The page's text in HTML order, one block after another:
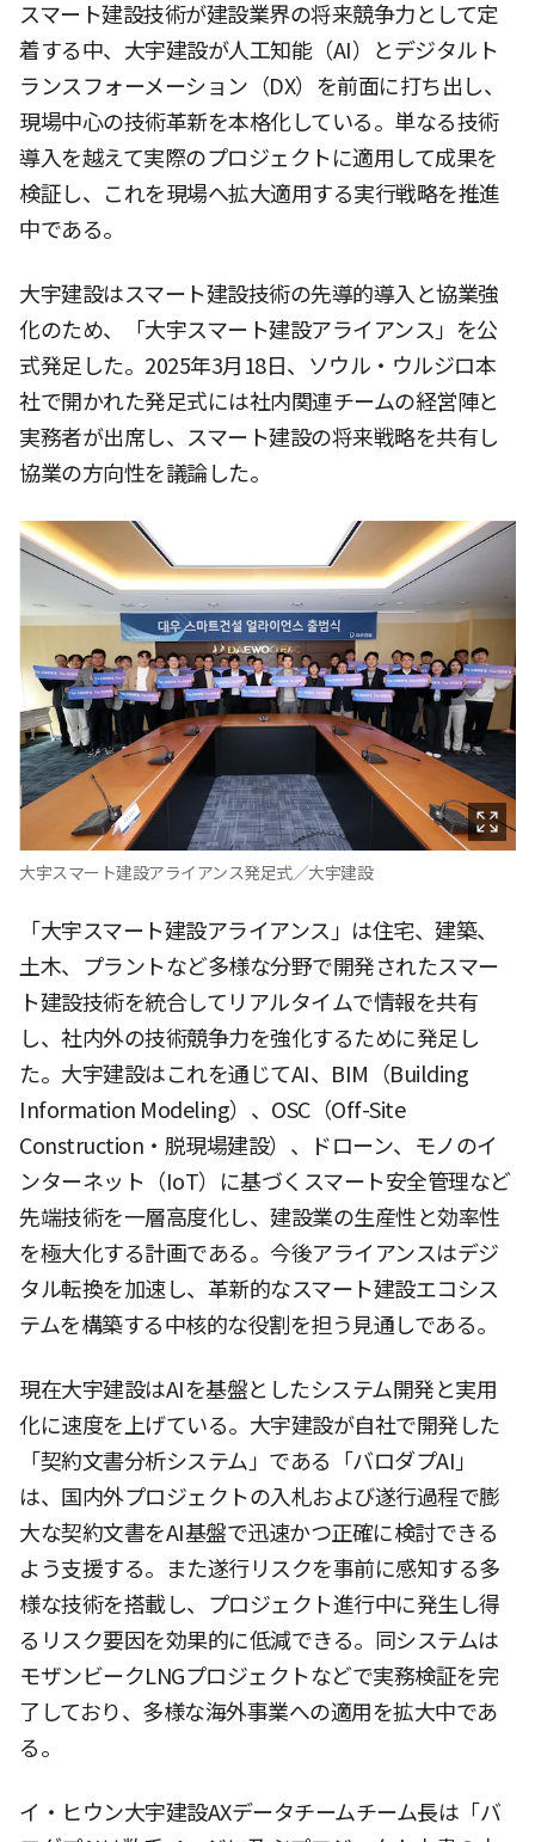
スマート建設技術が建設業界の将来競争力として定
着する中、大宇建設が人工知能（AI）とデジタルト
ランスフォーメーション（DX）を前面に打ち出し、
現場中心の技術革新を本格化している。単なる技術
導入を越えて実際のプロジェクトに適用して成果を
検証し、これを現場へ拡大適用する実行戦略を推進
中である。
大宇建設はスマート建設技術の先導的導入と協業強
化のため、「大宇スマート建設アライアンス」を公
式発足した。2025年3月18日、ソウル・ウルジロ本
社で開かれた発足式には社内関連チームの経営陣と
実務者が出席し、スマート建設の将来戦略を共有し
協業の方向性を議論した。
大宇スマート建設アライアンス発足式／大宇建設
「大宇スマート建設アライアンス」は住宅、建築、
土木、プラントなど多様な分野で開発されたスマー
ト建設技術を統合してリアルタイムで情報を共有
し、社内外の技術競争力を強化するために発足し
た。大宇建設はこれを通じてAI、BIM（Building
Information Modeling）、OSC（Off-Site
Construction・脱現場建設）、ドローン、モノのイ
ンターネット（IoT）に基づくスマート安全管理など
先端技術を一層高度化し、建設業の生産性と効率性
を極大化する計画である。今後アライアンスはデジ
タル転換を加速し、革新的なスマート建設エコシス
テムを構築する中核的な役割を担う見通しである。
現在大宇建設はAIを基盤としたシステム開発と実用
化に速度を上げている。大宇建設が自社で開発した
「契約文書分析システム」である「バロダプAI」
は、国内外プロジェクトの入札および遂行過程で膨
大な契約文書をAI基盤で迅速かつ正確に検討できる
よう支援する。また遂行リスクを事前に感知する多
様な技術を搭載し、プロジェクト進行中に発生し得
るリスク要因を効果的に低減できる。同システムは
モザンビークLNGプロジェクトなどで実務検証を完
了しており、多様な海外事業への適用を拡大中であ
る。
イ・ヒウン大宇建設AXデータチームチーム長は「バ